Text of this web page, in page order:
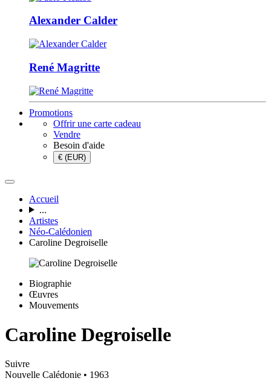
Alexander Calder
René Magritte
Promotions
Offrir une carte cadeau
Vendre
Besoin d'aide
€ (EUR)
Accueil
...
Artistes
Néo-Calédonien
Caroline Degroiselle
Biographie
Œuvres
Mouvements
Caroline Degroiselle
Suivre
Nouvelle Calédonie • 1963